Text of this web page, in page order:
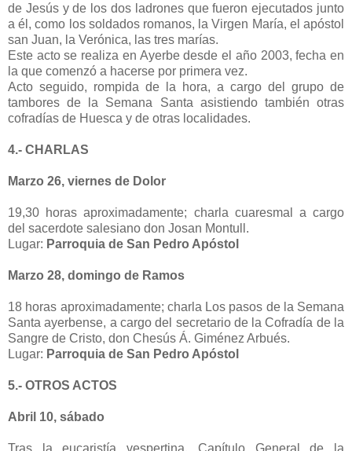
de Jesús y de los dos ladrones que fueron ejecutados junto
a él, como los soldados romanos, la Virgen María, el apóstol
san Juan, la Verónica, las tres marías.
Este acto se realiza en Ayerbe desde el año 2003, fecha en
la que comenzó a hacerse por primera vez.
Acto seguido, rompida de la hora, a cargo del grupo de
tambores de la Semana Santa asistiendo también otras
cofradías de Huesca y de otras localidades.
4.- CHARLAS
Marzo 26, viernes de Dolor
19,30 horas aproximadamente; charla cuaresmal a cargo
del sacerdote salesiano don Josan Montull.
Lugar: Parroquia de San Pedro Apóstol
Marzo 28, domingo de Ramos
18 horas aproximadamente; charla Los pasos de la Semana
Santa ayerbense, a cargo del secretario de la Cofradía de la
Sangre de Cristo, don Chesús Á. Giménez Arbués.
Lugar: Parroquia de San Pedro Apóstol
5.- OTROS ACTOS
Abril 10, sábado
Tras la eucaristía vespertina, Capítulo General de la